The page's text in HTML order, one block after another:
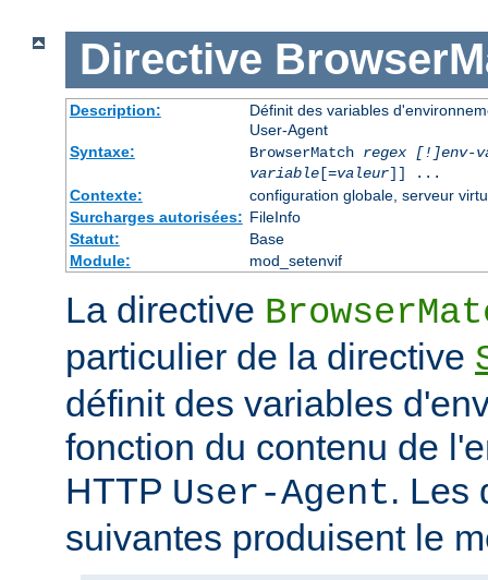
Directive
Description:
Définit des variables
User-Agent
Syntaxe:
BrowserMatch regex [!]env-
variable[=valeur]] ...
Contexte:
configuration globale, serveur
Surcharges autorisées: FileInfo
Statut:
Base
Module:
mod_setenvif
La directive
particulier de la directive
définit des variables
fonction du contenu de
HTTP User-Agent. Les
suivantes produisent le